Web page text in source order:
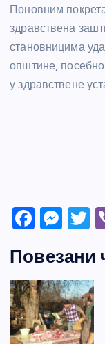
Поновним
здравствена
становницима
општине, посебно
у здравствене
F
c
e
b
o
M
ss
e
n
g
T
er
Повезани